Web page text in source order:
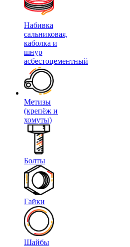
Набивка
сальниковая,
каболка и
шнур
асбестоцементный
Метизы
(крепёж и
хомуты)
Болты
Гайки
Шайбы